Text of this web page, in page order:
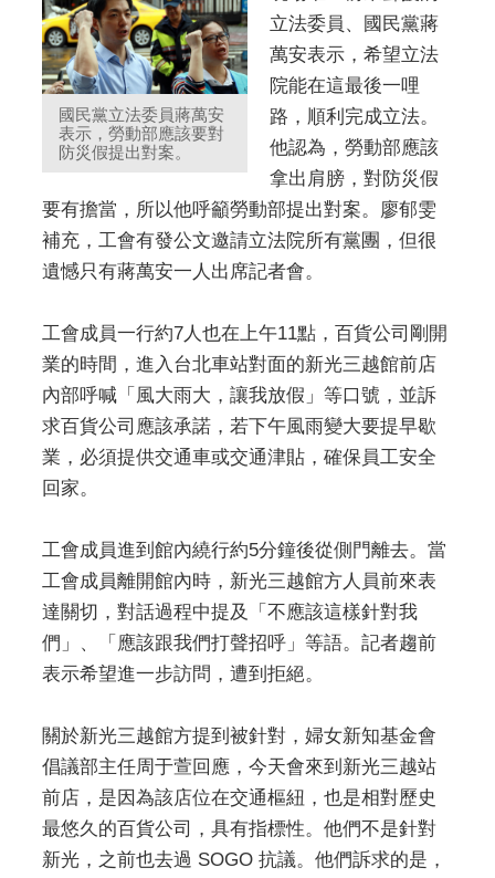
國民黨立法委員蔣萬安
表示，勞動部應該要對
防災假提出對案。
立法委員、國民黨蔣
萬安表示，希望立法
院能在這最後一哩
路，順利完成立法。
他認為，勞動部應該
拿出肩膀，對防災假
要有擔當，所以他呼籲勞動部提出對案。廖郁雯
補充，工會有發公文邀請立法院所有黨團，但很
遺憾只有蔣萬安一人出席記者會。
工會成員一行約7人也在上午11點，百貨公司剛開
業的時間，進入台北車站對面的新光三越館前店
內部呼喊「風大雨大，讓我放假」等口號，並訴
求百貨公司應該承諾，若下午風雨變大要提早歇
業，必須提供交通車或交通津貼，確保員工安全
回家。
工會成員進到館內繞行約5分鐘後從側門離去。當
工會成員離開館內時，新光三越館方人員前來表
達關切，對話過程中提及「不應該這樣針對我
們」、「應該跟我們打聲招呼」等語。記者趨前
表示希望進一步訪問，遭到拒絕。
關於新光三越館方提到被針對，婦女新知基金會
倡議部主任周于萱回應，今天會來到新光三越站
前店，是因為該店位在交通樞紐，也是相對歷史
最悠久的百貨公司，具有指標性。他們不是針對
新光，之前也去過 SOGO 抗議。他們訴求的是，